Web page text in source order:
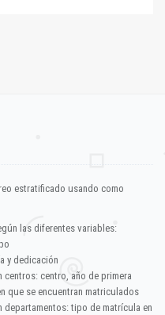
estratificado usando como
las diferentes variables:
y dedicación
centro, año de primera
que se encuentran matriculados
departamentos: tipo de matrícula en